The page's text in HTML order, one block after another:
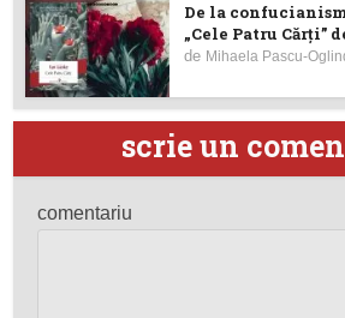
De la
„Cele Patru Cărți”
de Mihaela Pascu-
scrie un
comentariu